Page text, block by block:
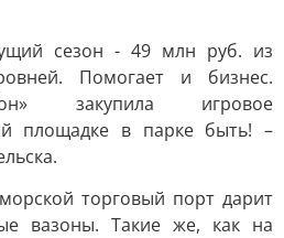
сезон - 49 млн руб. из
Помогает и бизнес.
закупила игровое
площадке в парке быть! –
торговый порт дарит
вазоны. Такие же, как на